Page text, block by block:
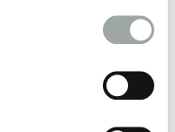
unserer